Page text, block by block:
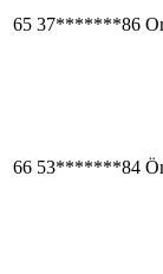
65 37*******86
66 53*******84